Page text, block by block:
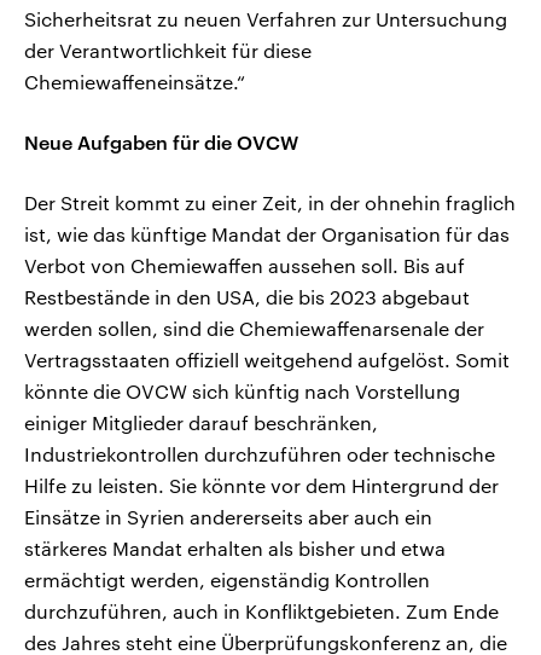
Sicherheitsrat zu neuen Verfahren zur Untersuchung
der Verantwortlichkeit für diese
Chemiewaffeneinsätze.“
Neue Aufgaben für die OVCW
Der Streit kommt zu einer Zeit, in der ohnehin fraglich
ist, wie das künftige Mandat der Organisation für das
Verbot von Chemiewaffen aussehen soll. Bis auf
Restbestände in den USA, die bis 2023 abgebaut
werden sollen, sind die Chemiewaffenarsenale der
Vertragsstaaten offiziell weitgehend aufgelöst. Somit
könnte die OVCW sich künftig nach Vorstellung
einiger Mitglieder darauf beschränken,
Industriekontrollen durchzuführen oder technische
Hilfe zu leisten. Sie könnte vor dem Hintergrund der
Einsätze in Syrien andererseits aber auch ein
stärkeres Mandat erhalten als bisher und etwa
ermächtigt werden, eigenständig Kontrollen
durchzuführen, auch in Konfliktgebieten. Zum Ende
des Jahres steht eine Überprüfungskonferenz an, die